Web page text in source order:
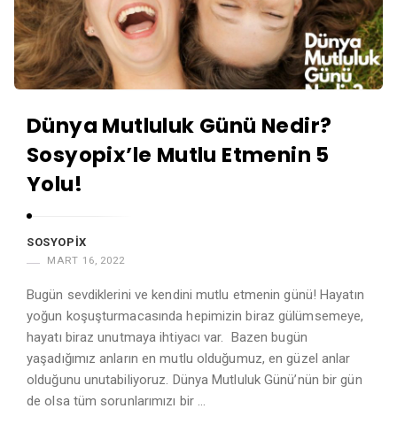
Dünya Mutluluk Günü Nedir?
Sosyopix’le Mutlu Etmenin 5
Yolu!
SOSYOPIX
MART 16, 2022
Bugün sevdiklerini ve kendini mutlu etmenin günü! Hayatın
yoğun koşuşturmacasında hepimizin biraz gülümsemeye,
hayatı biraz unutmaya ihtiyacı var. Bazen bugün
yaşadığımız anların en mutlu olduğumuz, en güzel anlar
olduğunu unutabiliyoruz. Dünya Mutluluk Günü’nün bir gün
de olsa tüm sorunlarımızı bir …